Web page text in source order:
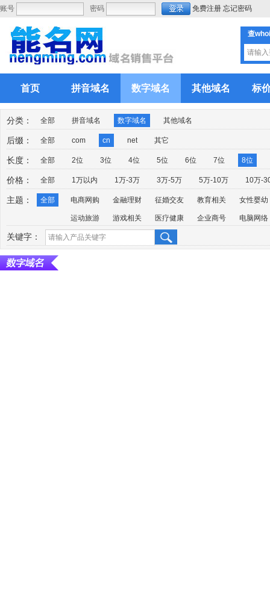
账号 密码 免费注册 忘记密码
查
首页 拼音域名 数字域名 其他域名 标
分类： 全部 拼音域名 数字域名 其他域名
后缀： 全部 com cn net 其它
长度： 全部 2位 3位 4位 5位 6位 7位 8位
价格： 全部 1万以内 1万-3万 3万-5万 5万-10万 10万-
主题： 全部 电商网购 金融理财 征婚交友 教育相关 女性婴幼
运动旅游 游戏相关 医疗健康 企业商号 电脑网络
关键字：